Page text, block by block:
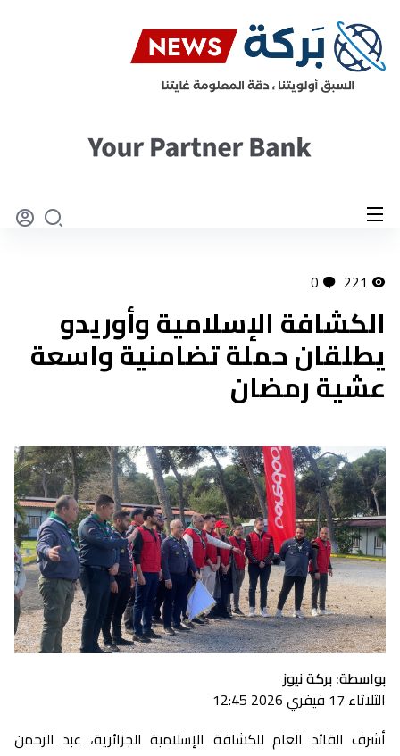
221
0
الكشافة الإسلامية وأوريدو
يطلقان حملة تضامنية واسعة
عشية رمضان
بواسطة: بركة نيوز
الثلاثاء 17 فيفري 2026 12:45
أشرف القائد العام للكشافة الإسلامية الجزائرية، عبد الرحمن